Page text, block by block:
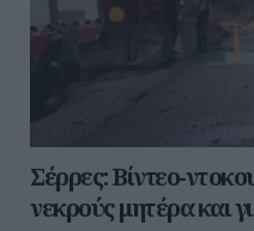
Σέρρες: Βίντεο-
νεκρούς μητέρα και